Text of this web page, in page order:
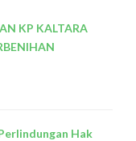
KP KALTARA
Hak